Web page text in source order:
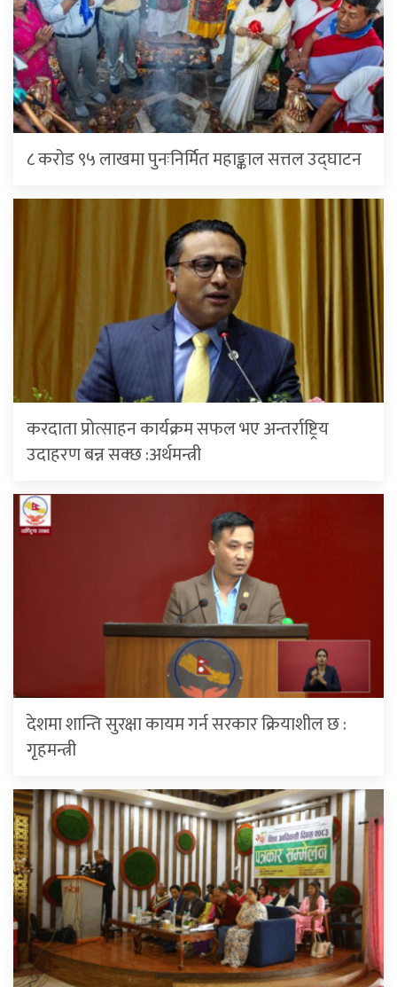
८ करोड ९५ लाखमा पुनःनिर्मित महाङ्काल सत्तल उद्घाटन
करदाता प्रोत्साहन कार्यक्रम सफल भए अन्तर्राष्ट्रिय
उदाहरण बन्न सक्छ :अर्थमन्त्री
देशमा शान्ति सुरक्षा कायम गर्न सरकार क्रियाशील छ :
गृहमन्त्री